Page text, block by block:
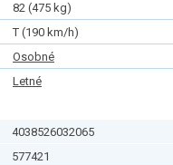
82 (475 kg)
T (190 km/h)
Osobné
Letné
4038526032065
577421